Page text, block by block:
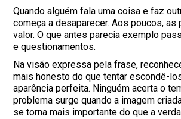
Quando alguém fala uma coisa e faz
começa a desaparecer. Aos poucos, as
valor. O que antes parecia exemplo
e questionamentos.
Na visão expressa pela frase,
mais honesto do que tentar escondê-
aparência perfeita. Ninguém acerta o
problema surge quando a imagem
se torna mais importante do que a